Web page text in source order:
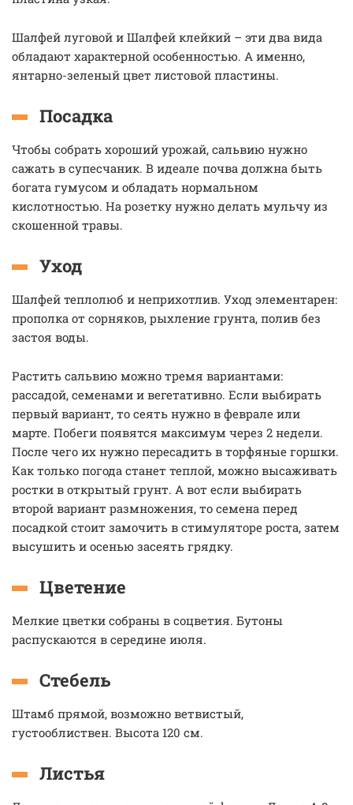
Шалфей луговой и Шалфей клейкий – эти два вида
обладают характерной особенностью. А именно,
янтарно-зеленый цвет листовой пластины.
Посадка
Чтобы собрать хороший урожай, сальвию нужно
сажать в супесчаник. В идеале почва должна быть
богата гумусом и обладать нормальном
кислотностью. На розетку нужно делать мульчу из
скошенной травы.
Уход
Шалфей теплолюб и неприхотлив. Уход элементарен:
прополка от сорняков, рыхление грунта, полив без
застоя воды.
Растить сальвию можно тремя вариантами:
рассадой, семенами и вегетативно. Если выбирать
первый вариант, то сеять нужно в феврале или
марте. Побеги появятся максимум через 2 недели.
После чего их нужно пересадить в торфяные горшки.
Как только погода станет теплой, можно высаживать
ростки в открытый грунт. А вот если выбирать
второй вариант размножения, то семена перед
посадкой стоит замочить в стимуляторе роста, затем
высушить и осенью засеять грядку.
Цветение
Мелкие цветки собраны в соцветия. Бутоны
распускаются в середине июля.
Стебель
Штамб прямой, возможно ветвистый,
густооблиствен. Высота 120 см.
Листья